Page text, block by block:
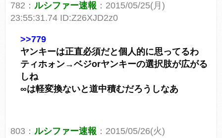
782： ルシファー速報 ：2015/05/25(月)
23:55:31.74 ID:Z26XJD2z0
>>779
ヤンキーは正直必須だと個人的に思ってるわ
ティホォン→ベジorヤンキーの選択肢が広がる
しね
∞は軽変換ないと道中積むだろうしなあ
803： ルシファー速報 ：2015/05/26(火)